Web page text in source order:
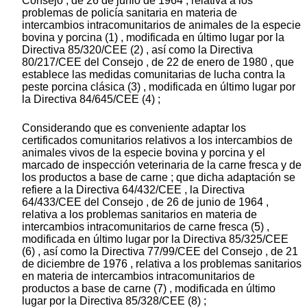
problemas de policía sanitaria en materia de
intercambios intracomunitarios de animales de la especie
bovina y porcina (1) , modificada en último lugar por la
Directiva 85/320/CEE (2) , así como la Directiva
80/217/CEE del Consejo , de 22 de enero de 1980 , que
establece las medidas comunitarias de lucha contra la
peste porcina clásica (3) , modificada en último lugar por
la Directiva 84/645/CEE (4) ;
Considerando que es conveniente adaptar los
certificados comunitarios relativos a los intercambios de
animales vivos de la especie bovina y porcina y el
marcado de inspección veterinaria de la carne fresca y de
los productos a base de carne ; que dicha adaptación se
refiere a la Directiva 64/432/CEE , la Directiva
64/433/CEE del Consejo , de 26 de junio de 1964 ,
relativa a los problemas sanitarios en materia de
intercambios intracomunitarios de carne fresca (5) ,
modificada en último lugar por la Directiva 85/325/CEE
(6) , así como la Directiva 77/99/CEE del Consejo , de 21
de diciembre de 1976 , relativa a los problemas sanitarios
en materia de intercambios intracomunitarios de
productos a base de carne (7) , modificada en último
lugar por la Directiva 85/328/CEE (8) ;